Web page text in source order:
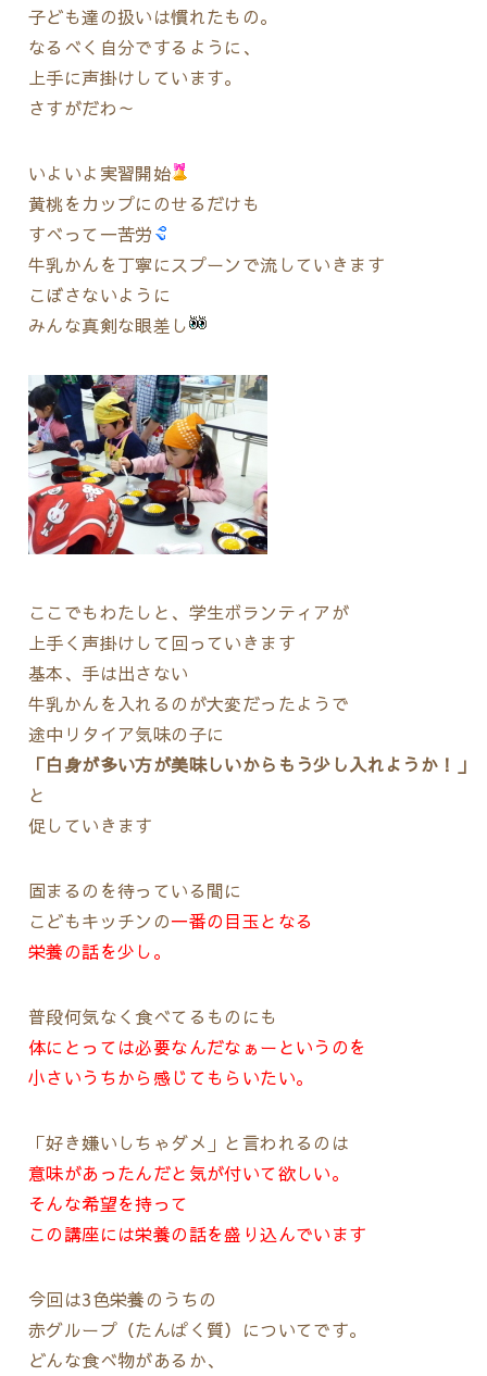
子ども達の扱いは慣れたもの。
なるべく自分でするように、
上手に声掛けしています。
さすがだわ～
いよいよ実習開始
黄桃をカップにのせるだけも
すべって一苦労
牛乳かんを丁寧にスプーンで流していきます
こぼさないように
みんな真剣な眼差し
ここでもわたしと、学生ボランティアが
上手く声掛けして回っていきます
基本、手は出さない
牛乳かんを入れるのが大変だったようで
途中リタイア気味の子に
「白身が多い方が美味しいからもう少し入れようか！」
と
促していきます
固まるのを待っている間に
こどもキッチンの一番の目玉となる
栄養の話を少し。
普段何気なく食べてるものにも
体にとっては必要なんだなぁーというのを
小さいうちから感じてもらいたい。
「好き嫌いしちゃダメ」と言われるのは
意味があったんだと気が付いて欲しい。
そんな希望を持って
この講座には栄養の話を盛り込んでいます
今回は3色栄養のうちの
赤グループ（たんぱく質）についてです。
どんな食べ物があるか、